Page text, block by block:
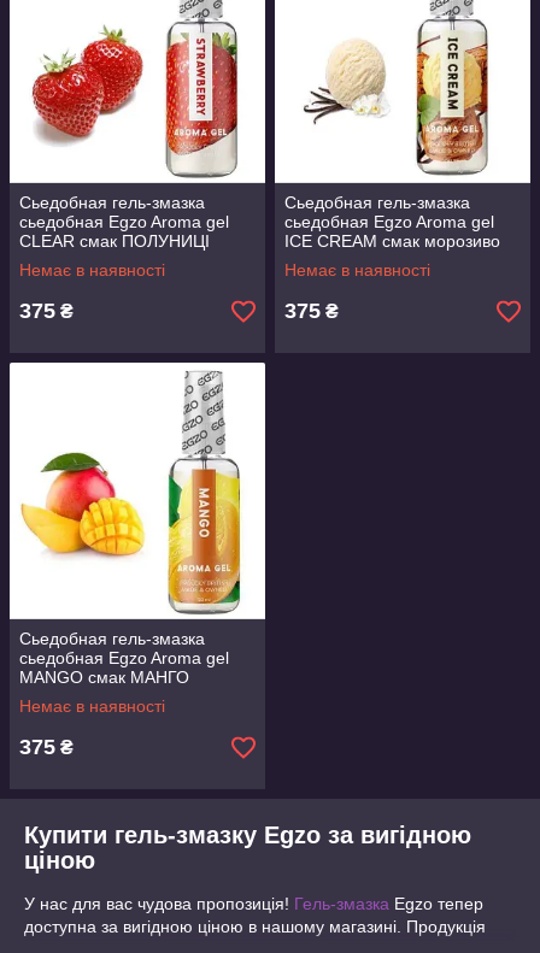
Сьедобная гель-змазка
сьедобная Egzo Aroma gel
CLEAR смак ПОЛУНИЦІ
Великобританія.50 мл.
ПРЕМІУМ БРЕНД
Немає в наявності
375 ₴
Сьедобная гель-змазка
сьедобная Egzo Aroma gel
ICE CREAM смак морозиво
Великобританія.50 мл.
ПРЕМІУМ БРЕНД
Немає в наявності
375 ₴
Сьедобная гель-змазка
сьедобная Egzo Aroma gel
MANGO смак МАНГО
Великобританія.50 мл.
ПРЕМІУМ БРЕНД
Немає в наявності
375 ₴
Купити гель-змазку Egzо за вигідною
ціною
У нас для вас чудова пропозиція! Гель-змазка Egzо тепер
доступна за вигідною ціною в нашому магазині. Продукція